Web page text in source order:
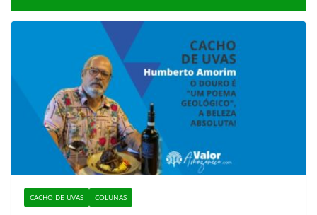
CACHO DE UVAS COLUNAS